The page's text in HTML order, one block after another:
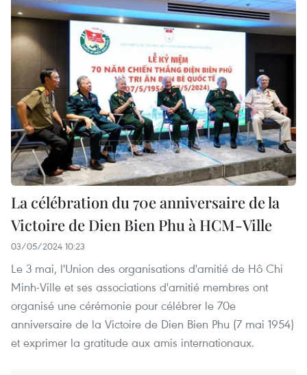
La célébration du 70e anniversaire de la
Victoire de Dien Bien Phu à HCM-Ville
03/05/2024 10:23
Le 3 mai, l'Union des organisations d'amitié de Hô Chi
Minh-Ville et ses associations d'amitié membres ont
organisé une cérémonie pour célébrer le 70e
anniversaire de la Victoire de Dien Bien Phu (7 mai 1954)
et exprimer la gratitude aux amis internationaux.